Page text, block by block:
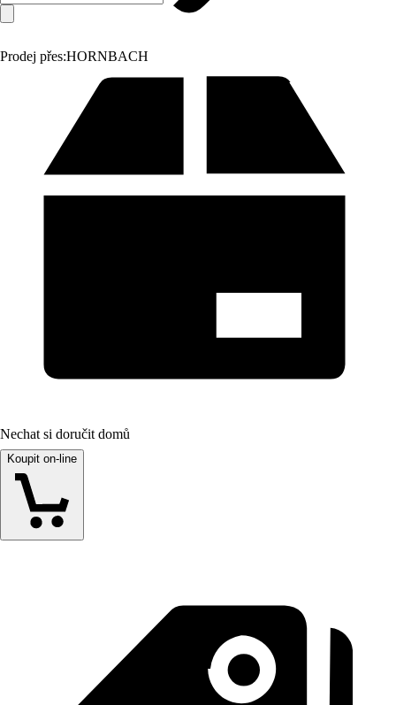
Prodej přes:HORNBACH
Nechat si doručit domů
Koupit on-line